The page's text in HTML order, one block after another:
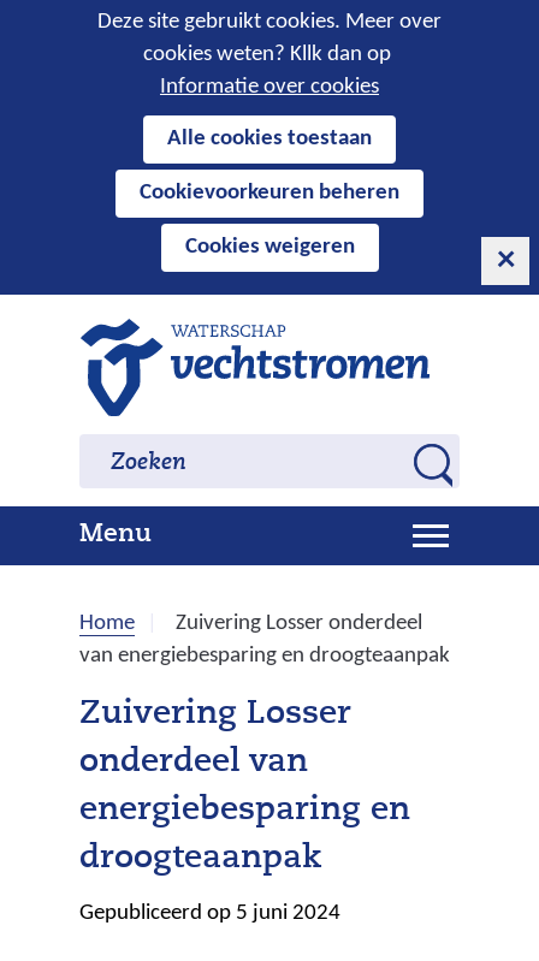
Cookies
toestaan?
Deze site gebruikt cookies. Meer over
cookies weten? Kllk dan op
Informatie over cookies
cookies
deze
website
worden
toegestaan
geweigerd.
Alle cookies toestaan
Cookievoorkeuren beheren
Cookies weigeren
naar
o
e
k
e
n
Zoeken Zoeken
MenuU
i
l
p
e
Home
Zuivering Losser onderdeel
van energiebesparing en droogteaanpak
Zuivering Losser
onderdeel van
energiebesparing en
droogteaanpak
Gepubliceerd op 5 juni 2024